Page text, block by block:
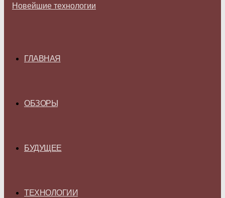
ГЛАВНАЯ
ОБЗОРЫ
БУДУЩЕЕ
ТЕХНОЛОГИИ